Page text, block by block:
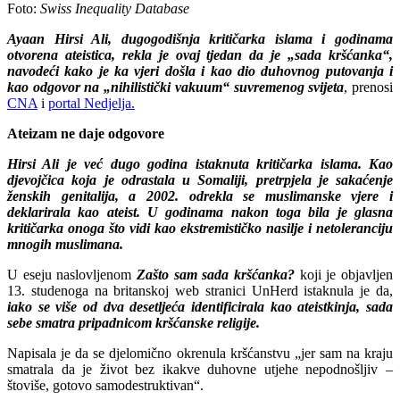
Foto: Swiss Inequality Database
Ayaan Hirsi Ali, dugogodišnja kritičarka islama i godinama
otvorena ateistica, rekla je ovaj tjedan da je „sada kršćanka“,
navodeći kako je ka vjeri došla i kao dio duhovnog putovanja i
kao odgovor na „nihilistički vakuum“ suvremenog svijeta, prenosi
CNA i portal Nedjelja.
Ateizam ne daje odgovore
Hirsi Ali je već dugo godina istaknuta kritičarka islama. Kao
djevojčica koja je odrastala u Somaliji, pretrpjela je sakaćenje
ženskih genitalija, a 2002. odrekla se muslimanske vjere i
deklarirala kao ateist. U godinama nakon toga bila je glasna
kritičarka onoga što vidi kao ekstremističko nasilje i netoleranciju
mnogih muslimana.
U eseju naslovljenom Zašto sam sada kršćanka? koji je objavljen
13. studenoga na britanskoj web stranici UnHerd istaknula je da,
iako se više od dva desetljeća identificirala kao ateistkinja, sada
sebe smatra pripadnicom kršćanske religije.
Napisala je da se djelomično okrenula kršćanstvu „jer sam na kraju
smatrala da je život bez ikakve duhovne utjehe nepodnošljiv –
štoviše, gotovo samodestruktivan“.